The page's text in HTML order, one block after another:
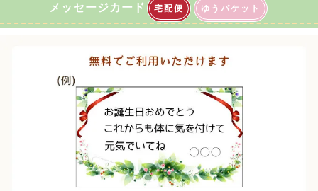
メッセージカード 宅配便 ゆうパケット